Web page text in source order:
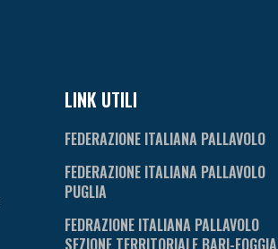
LINK UTILI
FEDERAZIONE ITALIANA PALLAVOLO
FEDERAZIONE ITALIANA PALLAVOLO
PUGLIA
FEDRAZIONE ITALIANA PALLAVOLO
SEZIONE TERRITORIALE BARI-FOGGIA